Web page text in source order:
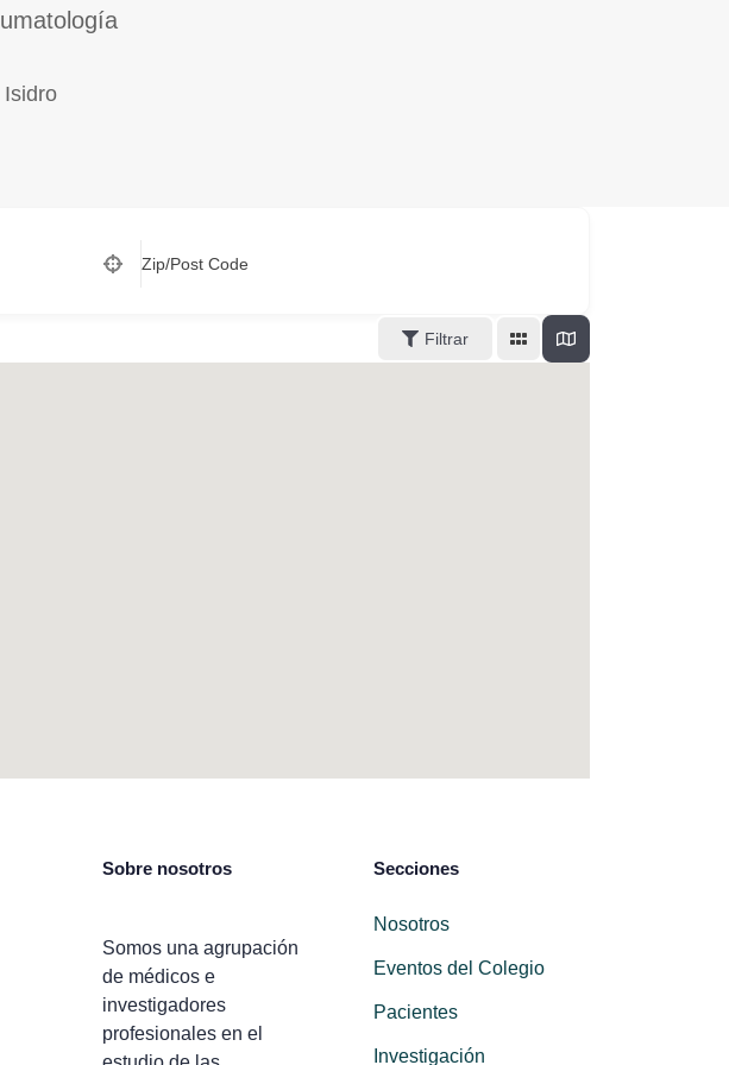
Zip/Post Code
Filtrar
Sobre nosotros
Somos una agrupación
de médicos e
investigadores
profesionales en el
Secciones
Nosotros
Eventos del Colegio
Pacientes
Investigación